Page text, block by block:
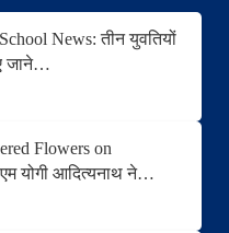
News: तीन युवतियों
जाने…
Flowers on
योगी आदित्यनाथ ने…